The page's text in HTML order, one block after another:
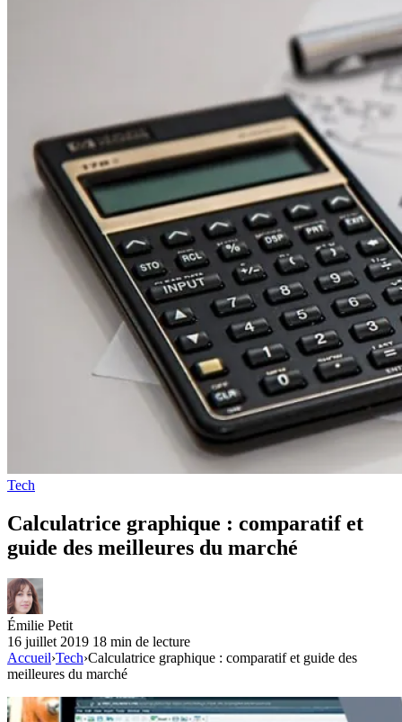
Tech
Calculatrice graphique : comparatif et
guide des meilleures du marché
Émilie Petit
16 juillet 2019 18 min de lecture
Accueil›Tech›Calculatrice graphique : comparatif et guide des
meilleures du marché